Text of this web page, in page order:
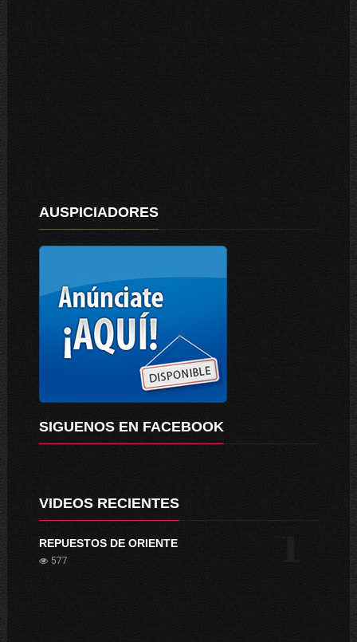
AUSPICIADORES
SIGUENOS EN FACEBOOK
VIDEOS RECIENTES
1
REPUESTOS DE ORIENTE
577